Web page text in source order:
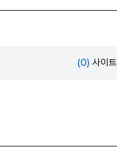
(0) 사이트